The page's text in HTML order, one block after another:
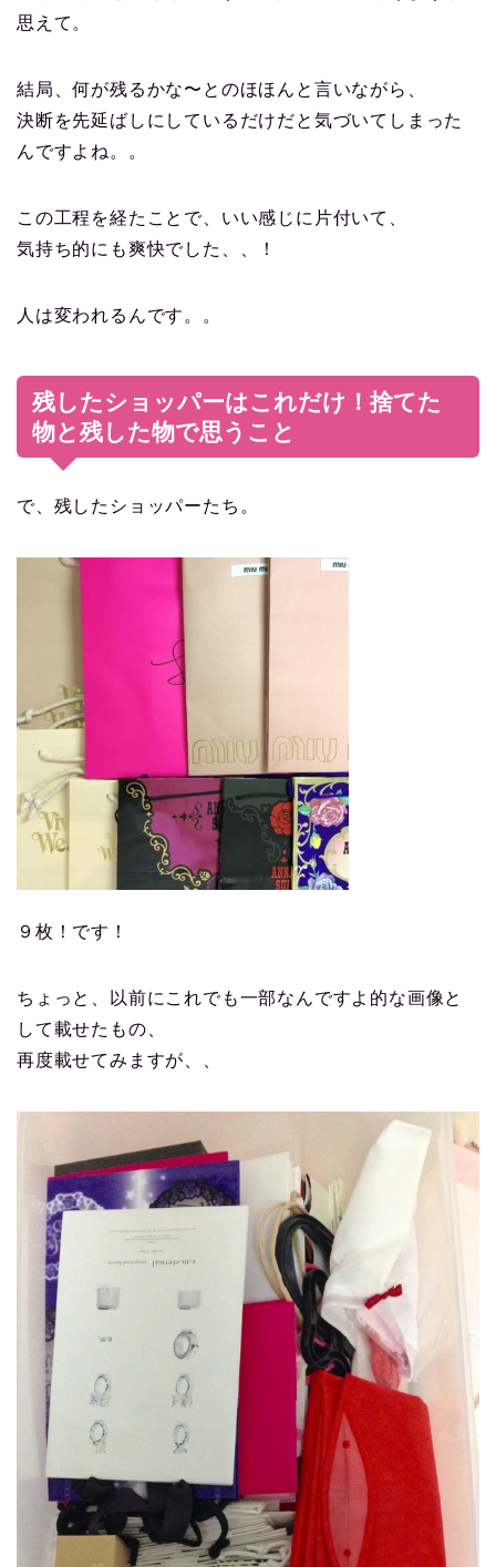
思えて。
結局、何が残るかな〜とのほほんと言いながら、
決断を先延ばしにしているだけだと気づいてしまった
んですよね。。
この工程を経たことで、いい感じに片付いて、
気持ち的にも爽快でした、、！
人は変われるんです。。
残したショッパーはこれだけ！捨てた
物と残した物で思うこと
で、残したショッパーたち。
９枚！です！
ちょっと、以前にこれでも一部なんですよ的な画像と
して載せたもの、
再度載せてみますが、、